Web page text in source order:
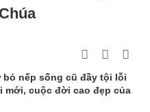
nếp sống cũ đầy tội lỗi
mới, cuộc đời cao đẹp của